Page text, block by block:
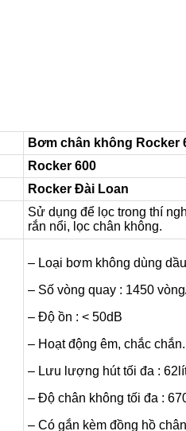
Bơm chân không Rocker
Rocker 600
Rocker Đài Loan
Sử dụng để lọc trong thí
rắn nổi, lọc chân không.
– Loại bơm không dùng dầu
– Số vòng quay : 1450
– Độ ồn : < 50dB
– Hoạt động êm, chắc chắn.
– Lưu lượng hút tối đa :
– Độ chân không tối đa :
– Có gắn kèm đồng hồ